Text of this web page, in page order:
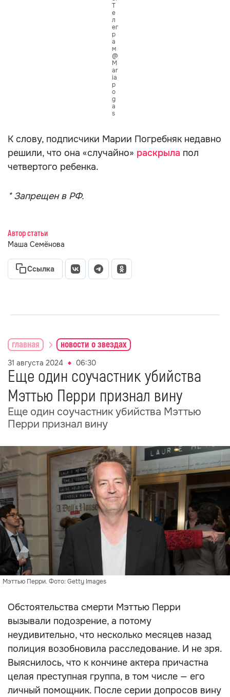
Т
е
л
ег
р
а
м
@
M
ar
ia
p
o
g
a
s
К слову, подписчики Марии Погребняк недавно
решили, что она «случайно» раскрыла пол
четвертого ребенка.
* Запрещен в РФ.
Автор статьи
Маша Семёнова
Ссылка
главная новости о звездах
31 августа 2024 06:30
Еще один соучастник убийства
Мэттью Перри признал вину
Еще один соучастник убийства Мэттью
Перри признал вину
Мэттью Перри. Фото: Getty Images
Обстоятельства смерти Мэттью Перри
вызывали подозрение, а потому
неудивительно, что несколько месяцев назад
полиция возобновила расследование. И не зря.
Выяснилось, что к кончине актера причастна
целая преступная группа, в том числе — его
личный помощник. После серии допросов вину